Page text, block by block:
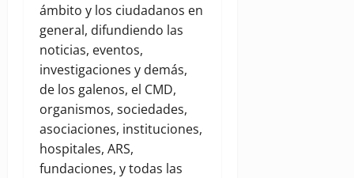
ámbito y los ciudadanos en
general, difundiendo las
noticias, eventos,
investigaciones y demás,
de los galenos, el CMD,
organismos, sociedades,
asociaciones, instituciones,
hospitales, ARS,
fundaciones, y todas las